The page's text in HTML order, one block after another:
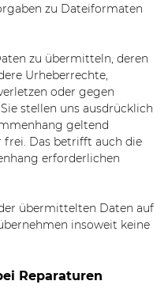
zu Dateiformaten
zu übermitteln, deren
Urheberrechte,
oder gegen
stellen uns ausdrücklich
geltend
Das betrifft auch die
erforderlichen
übermittelten Daten auf
insoweit keine
Reparaturen